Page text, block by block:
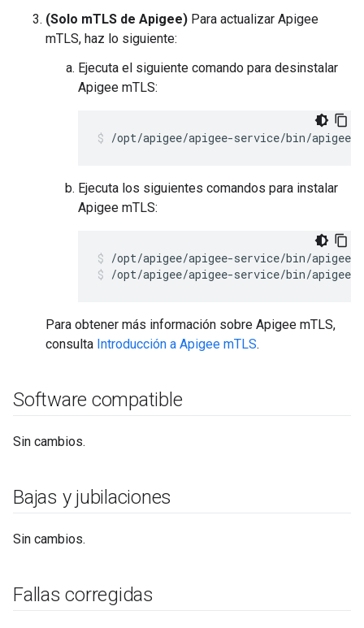
(Solo mTLS de Apigee) Para actualizar Apigee
mTLS, haz lo siguiente:
Ejecuta el siguiente comando para desinstalar
Apigee mTLS:
/opt/apigee/apigee-service/bin/
Ejecuta los siguientes comandos para instalar
Apigee mTLS:
/opt/apigee/apigee-service/bin/
Para obtener más información sobre Apigee mTLS,
consulta Introducción a Apigee mTLS.
Software compatible
Sin cambios.
Bajas y jubilaciones
Sin cambios.
Fallas corregidas